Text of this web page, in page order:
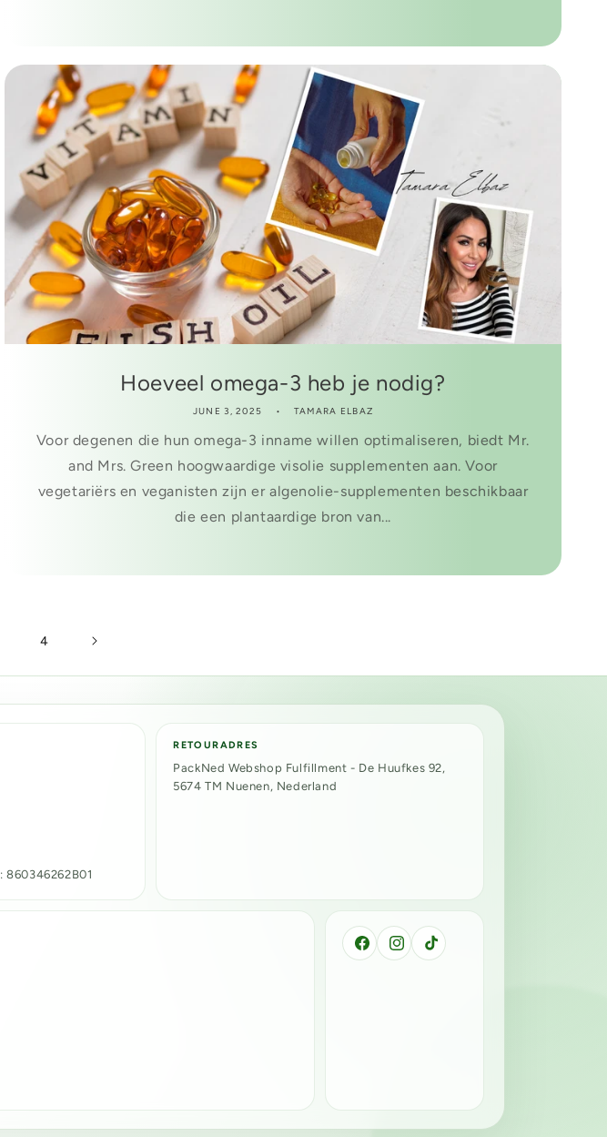
Hoeveel omega-3 heb je nodig?
JUNE 3, 2025 TAMARA ELBAZ
Voor degenen die hun omega-3 inname willen optimaliseren, biedt Mr.
and Mrs. Green hoogwaardige visolie supplementen aan. Voor
vegetariërs en veganisten zijn er algenolie-supplementen beschikbaar
die een plantaardige bron van...
4
: 860346262B01
RETOURADRES
PackNed Webshop Fulfillment - De Huufkes 92,
5674 TM Nuenen, Nederland
FacebookInstagram
TikTok